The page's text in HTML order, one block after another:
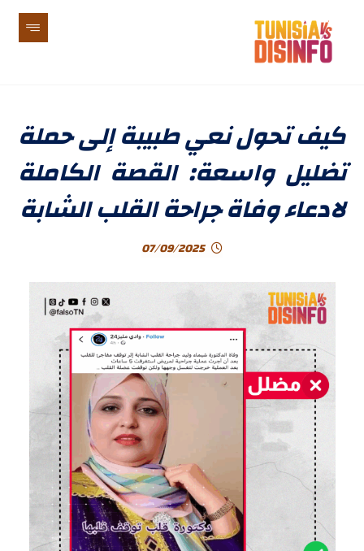
كيف تحول نعي طبيبة إلى حملة
تضليل واسعة: القصة الكاملة
لادعاء وفاة جراحة القلب الشابة
07/09/2025